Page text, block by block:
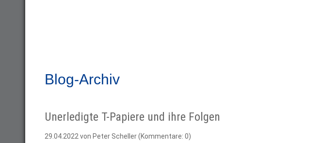
Blog-Archiv
Unerledigte T-Papiere und ihre Folgen
29.04.2022 von Peter Scheller (Kommentare: 0)